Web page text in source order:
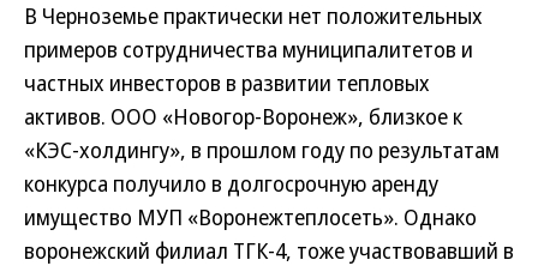
В Черноземье практически нет положительных
примеров сотрудничества муниципалитетов и
частных инвесторов в развитии тепловых
активов. ООО «Новогор-Воронеж», близкое к
«КЭС-холдингу», в прошлом году по результатам
конкурса получило в долгосрочную аренду
имущество МУП «Воронежтеплосеть». Однако
воронежский филиал ТГК-4, тоже участвовавший в